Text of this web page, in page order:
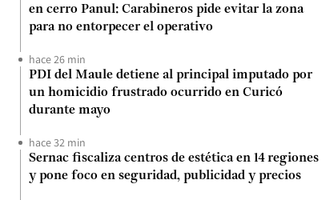
en cerro Panul: Carabineros pide evitar la zona
para no entorpecer el operativo
hace 26 min
PDI del Maule detiene al principal imputado por
un homicidio frustrado ocurrido en Curicó
durante mayo
hace 32 min
Sernac fiscaliza centros de estética en 14 regiones
y pone foco en seguridad, publicidad y precios